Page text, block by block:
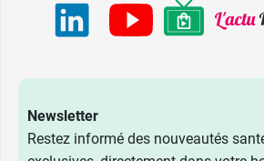
Newsletter
Restez informé des nouveautés